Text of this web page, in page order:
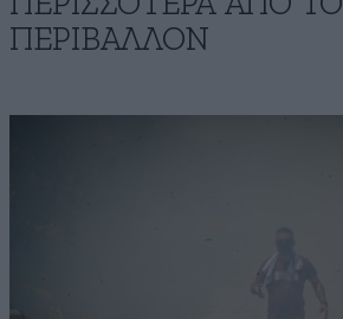
ΠΕΡΙΒΑΛΛΟΝ